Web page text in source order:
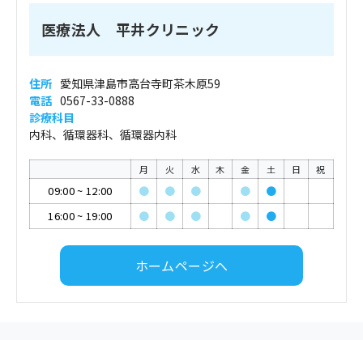
医療法人 平井クリニック
住所 愛知県津島市高台寺町茶木原59
電話 0567-33-0888
診療科目
内科、循環器科、循環器内科
月 火 水 木 金 土 日 祝
09:00~ 12:00 ● ● ● ●
●
16:00~ 19:00 ● ● ● ● ●
ホームページへ